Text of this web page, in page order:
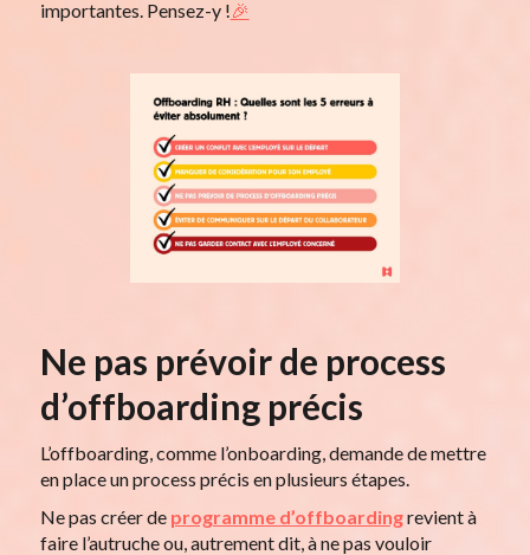
importantes. Pensez-y !🎉
Ne pas prévoir de process
d’offboarding précis
L’offboarding, comme l’onboarding, demande de mettre
en place un process précis en plusieurs étapes.
Ne pas créer de programme d’offboardingrevient à
faire l’autruche ou, autrement dit, à ne pas vouloir